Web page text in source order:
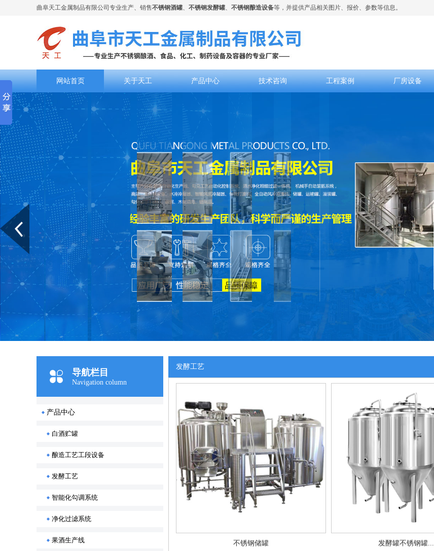
曲阜天工金属制品有限公司专业生产、销售不锈钢酒罐、 不锈钢发酵罐、 不锈钢酿造设备等，并提供产品相关图片、报价、参数等信息。
网站首页 关于天工 产品中心 技术咨询 工程案例 厂房设备
导航栏目
Navigation column
产品中心
白酒贮罐
酿造工艺工段设备
发酵工艺
智能化勾调系统
净化过滤系统
果酒生产线
发酵工艺
不锈钢储罐 发酵罐不锈钢罐...